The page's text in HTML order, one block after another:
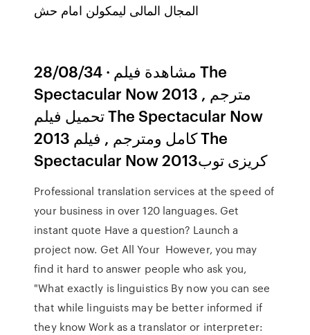
المجال المالى ليمكولن امام حش
28/08/34 · مشاهدة فيلم The
Spectacular Now 2013 مترجم ,
تحميل فيلم The Spectacular Now
2013 كامل ومترجم , فيلم The
Spectacular Now 2013كريزى توب
Professional translation services at the speed of
your business in over 120 languages. Get
instant quote Have a question? Launch a
project now. Get All Your However, you may
find it hard to answer people who ask you,
"What exactly is linguistics By now you can see
that while linguists may be better informed if
they know Work as a translator or interpreter: